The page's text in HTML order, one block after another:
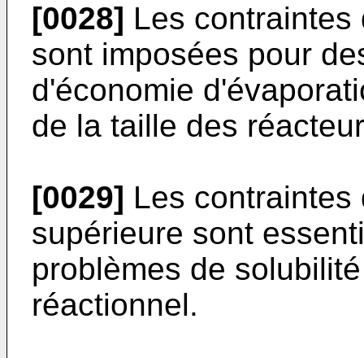
[0028] Les
sont imposées pour
d'économie
de la taille des
[0029] Les
supérieure sont
problèmes de
réactionnel.